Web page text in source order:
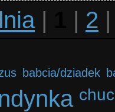
| | 2
babcia/dziadek